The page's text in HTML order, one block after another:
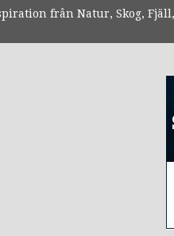
från Natur, Skog, Fjäll,